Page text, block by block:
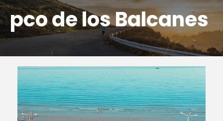
pco de los Balcanes